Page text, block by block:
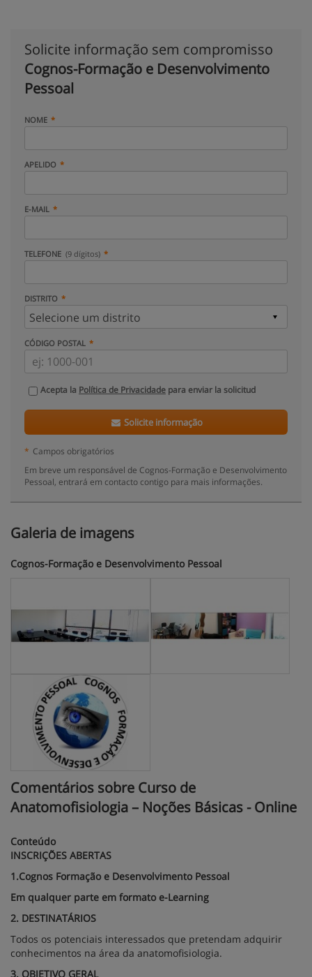
Solicite informação sem compromisso
Cognos-Formação e Desenvolvimento
Pessoal
NOME
APELIDO
E-MAIL
TELEFONE (9 dígitos)
DISTRITO
CÓDIGO POSTAL
Acepta la Política de Privacidade para enviar la solicitud
Solicite informação
* Campos obrigatórios
Em breve um responsável de Cognos-Formação e Desenvolvimento
Pessoal, entrará em contacto contigo para mais informações.
Galeria de imagens
Cognos-Formação e Desenvolvimento Pessoal
Comentários sobre Curso de
Anatomofisiologia – Noções Básicas - Online
Conteúdo
INSCRIÇÕES ABERTAS
1.Cognos Formação e Desenvolvimento Pessoal
Em qualquer parte em formato e-Learning
2. DESTINATÁRIOS
Todos os potenciais interessados que pretendam adquirir
conhecimentos na área da anatomofisiologia.
3. OBJETIVO GERAL